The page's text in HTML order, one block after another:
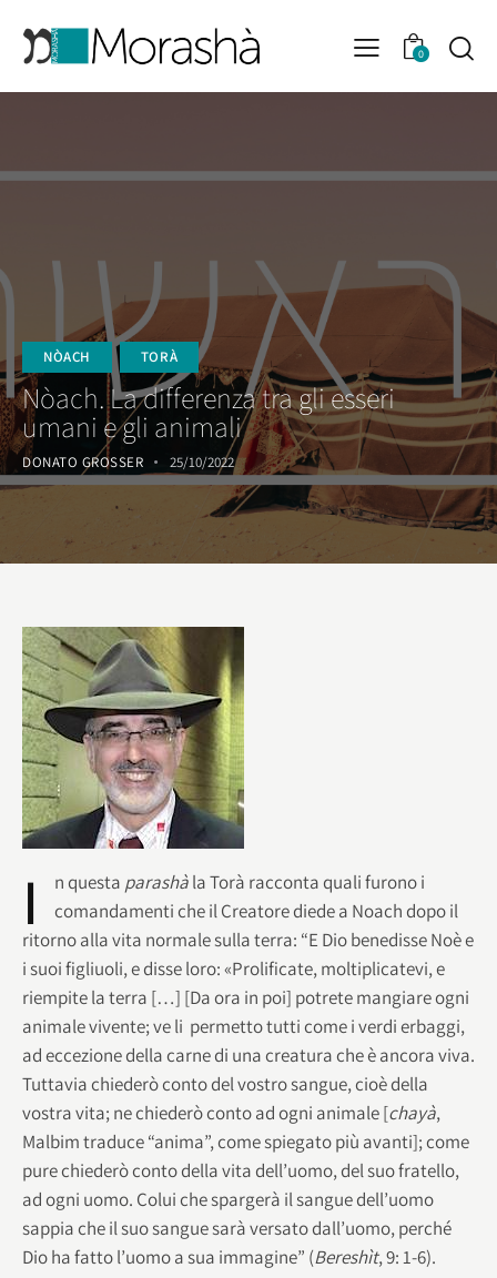
0
NÒACH TORÀ
Nòach. La differenza tra gli esseri
umani e gli animali
DONATO GROSSER 25/10/2022
I n questa parashàla Torà racconta quali furono i
comandamenti che il Creatore diede a Noach dopo il
ritorno alla vita normale sulla terra: “E Dio benedisse Noè e
i suoi figliuoli, e disse loro: «Prolificate, moltiplicatevi, e
riempite la terra […] [Da ora in poi] potrete mangiare ogni
animale vivente; ve li permetto tutti come i verdi erbaggi,
ad eccezione della carne di una creatura che è ancora viva.
Tuttavia chiederò conto del vostro sangue, cioè della
vostra vita; ne chiederò conto ad ogni animale [chayà,
Malbim traduce “anima”, come spiegato più avanti]; come
pure chiederò conto della vita dell’uomo, del suo fratello,
ad ogni uomo. Colui che spargerà il sangue dell’uomo
sappia che il suo sangue sarà versato dall’uomo, perché
Dio ha fatto l’uomo a sua immagine” (Bereshìt, 9: 1-6).